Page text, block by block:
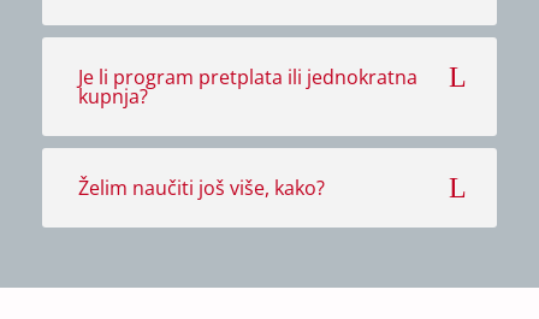
Je li program pretplata ili jednokratna
kupnja?
Želim naučiti još više, kako?